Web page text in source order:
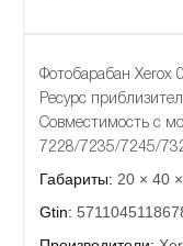
Фотобарабан Xerox
Ресурс
Совместимость с
7228/7235/7245/
Габариты: 20 × 40
Gtin: